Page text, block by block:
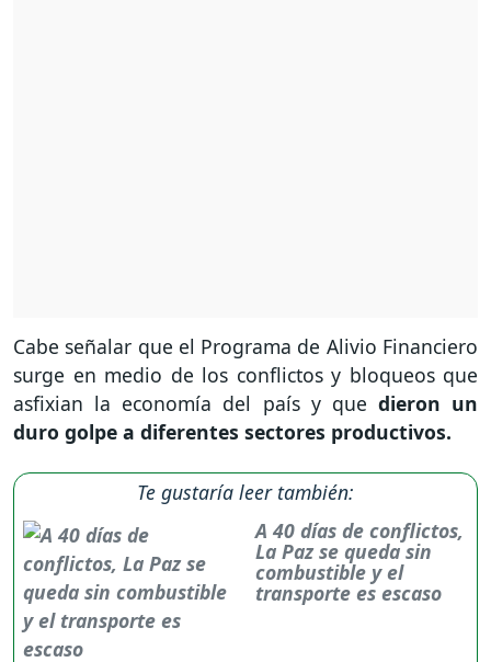
Cabe señalar que el Programa de Alivio Financiero
surge en medio de los conflictos y bloqueos que
asfixian la economía del país y que dieron un
duro golpe a diferentes sectores productivos.
Te gustaría leer también:
A 40 días de conflictos,
La Paz se queda sin
combustible y el
transporte es escaso